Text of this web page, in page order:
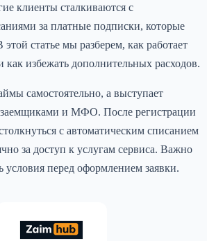
клиенты сталкиваются с
за платные подписки, которые
статье мы разберем, как работает
как избежать дополнительных расходов.
самостоятельно, а выступает
и МФО. После регистрации
с автоматическим списанием
за доступ к услугам сервиса. Важно
условия перед оформлением заявки.